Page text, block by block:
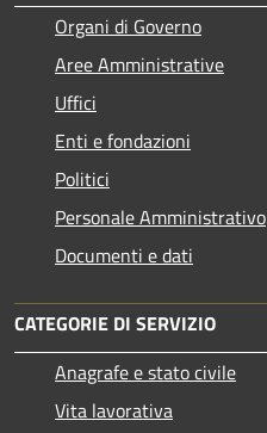
Organi di Governo
Aree Amministrative
Uffici
Enti e fondazioni
Politici
Personale Amministrativo
Documenti e dati
CATEGORIE DI SERVIZIO
Anagrafe e stato civile
Vita lavorativa